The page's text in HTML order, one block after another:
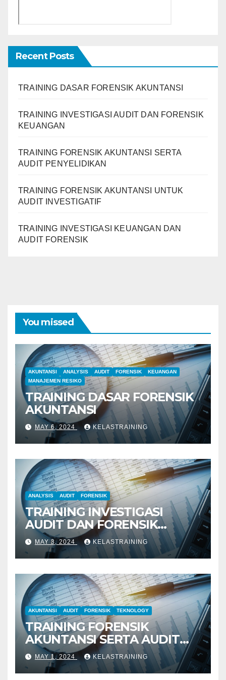
Recent Posts
TRAINING DASAR FORENSIK AKUNTANSI
TRAINING INVESTIGASI AUDIT DAN FORENSIK
KEUANGAN
TRAINING FORENSIK AKUNTANSI SERTA
AUDIT PENYELIDIKAN
TRAINING FORENSIK AKUNTANSI UNTUK
AUDIT INVESTIGATIF
TRAINING INVESTIGASI KEUANGAN DAN
AUDIT FORENSIK
You missed
AKUNTANSI ANALYSIS AUDIT FORENSIK
KEUANGAN
MANAJEMEN RESIKO
TRAINING DASAR FORENSIK
AKUNTANSI
MAY 6, 2024 KELASTRAINING
ANALYSIS AUDIT FORENSIK
TRAINING INVESTIGASI
AUDIT DAN FORENSIK
KEUANGAN
MAY 3, 2024 KELASTRAINING
AKUNTANSI AUDIT FORENSIK TEKNOLOGY
TRAINING FORENSIK
AKUNTANSI SERTA AUDIT
PENYELIDIKAN
MAY 1, 2024 KELASTRAINING